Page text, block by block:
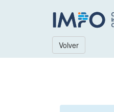
Volver